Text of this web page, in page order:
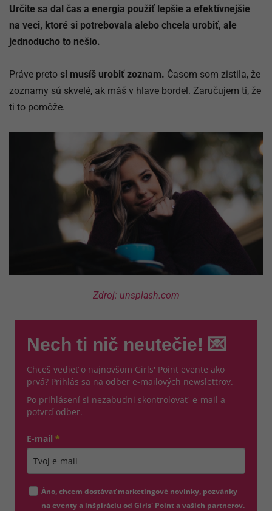
Určite sa dal čas a energia použiť lepšie a efektívnejšie
na veci, ktoré si potrebovala alebo chcela urobiť, ale
jednoducho to nešlo.
Práve preto si musíš urobiť zoznam. Časom som zistila, že
zoznamy sú skvelé, ak máš v hlave bordel. Zaručujem ti, že
ti to pomôže.
Zdroj: unsplash.com
Nech ti nič neutečie! 💌
Chceš vedieť o najnovšom Girls' Point evente ako
prvá? Prihlás sa na odber e-mailových newslettrov.
Po prihlásení si nezabudni skontrolovať e-mail a
potvrď odber.
E-mail *
Áno, chcem dostávať marketingové novinky, pozvánky
na eventy a inšpiráciu od Girls' Point a vašich partnerov.